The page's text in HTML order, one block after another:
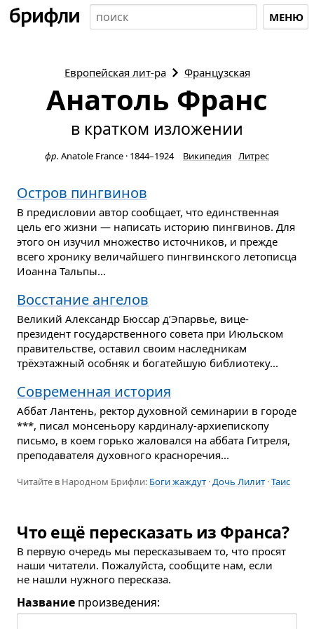
МЕНЮ
Европейская лит-ра Французская
Анатоль Франс
в кратком изложении
фр. Anatole France · 1844–1924 Википедия Литрес
Остров пингвинов
В предисловии автор сообщает, что единственная
цель его жизни — написать историю пингвинов. Для
этого он изучил множество источников, и прежде
всего хронику величайшего пингвинского летописца
Иоанна Тальпы...
Восстание ангелов
Великий Александр Бюссар д’Эпарвье, вице-
президент государственного совета при Июльском
правительстве, оставил своим наследникам
трёхэтажный особняк и богатейшую библиотеку...
Современная история
Аббат Лантень, ректор духовной семинарии в городе
***, писал монсеньору кардиналу-архиепископу
письмо, в коем горько жаловался на аббата Гитреля,
преподавателя духовного красноречия...
Читайте в Народном Брифли: Боги жаждут ·Дочь Лилит ·Таис
Что ещё пересказать из Франса?
В первую очередь мы пересказываем то, что просят
наши читатели. Пожалуйста, сообщите нам, если
не нашли нужного пересказа.
Название произведения: